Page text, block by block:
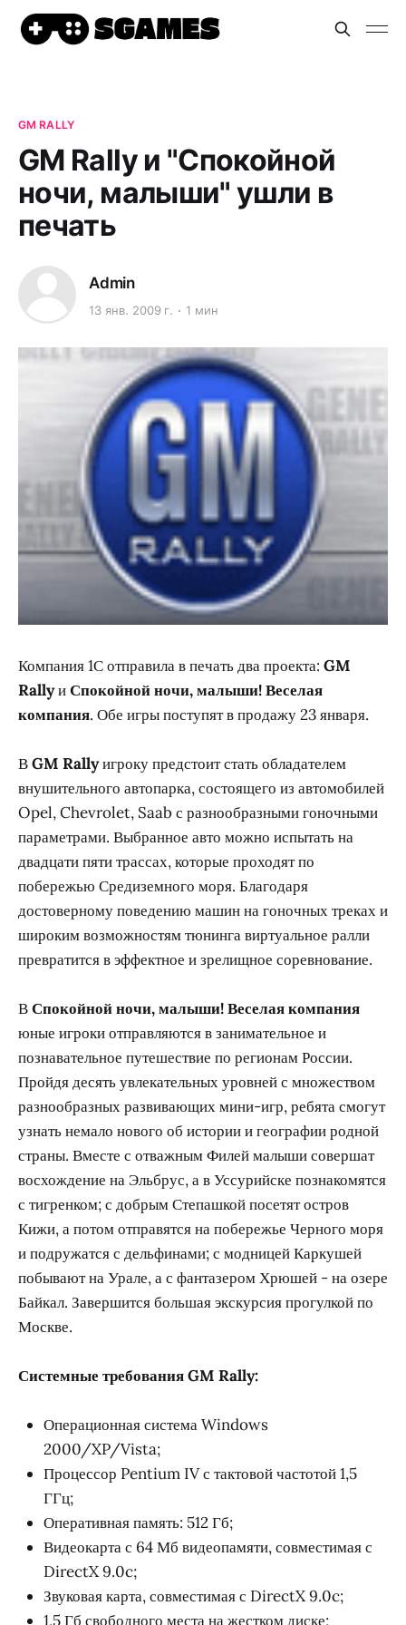
GM RALLY
GM Rally и "Спокойной
ночи, малыши" ушли в
печать
Admin
13 янв. 2009 г. 1 мин
Компания 1С отправила в печать два проекта: GM
RallyиСпокойной ночи, малыши! Веселая
компания. Обе игры поступят в продажу 23 января.
ВGM Rallyигроку предстоит стать обладателем
внушительного автопарка, состоящего из автомобилей
Opel, Chevrolet, Saab с разнообразными гоночными
параметрами. Выбранное авто можно испытать на
двадцати пяти трассах, которые проходят по
побережью Средиземного моря. Благодаря
достоверному поведению машин на гоночных треках и
широким возможностям тюнинга виртуальное ралли
превратится в эффектное и зрелищное соревнование.
ВСпокойной ночи, малыши! Веселая компания
юные игроки отправляются в занимательное и
познавательное путешествие по регионам России.
Пройдя десять увлекательных уровней с множеством
разнообразных развивающих мини-игр, ребята смогут
узнать немало нового об истории и географии родной
страны. Вместе с отважным Филей малыши совершат
восхождение на Эльбрус, а в Уссурийске познакомятся
с тигренком; с добрым Степашкой посетят остров
Кижи, а потом отправятся на побережье Черного моря
и подружатся с дельфинами; с модницей Каркушей
побывают на Урале, а с фантазером Хрюшей - на озере
Байкал. Завершится большая экскурсия прогулкой по
Москве.
Системные требования GM Rally:
Операционная система Windows
2000/XP/Vista;
Процессор Pentium IV с тактовой частотой 1,5
ГГц;
Оперативная память: 512 Гб;
Видеокарта с 64 Мб видеопамяти, совместимая с
DirectX 9.0c;
Звуковая карта, совместимая с DirectX 9.0c;
1,5 Гб свободного места на жестком диске;